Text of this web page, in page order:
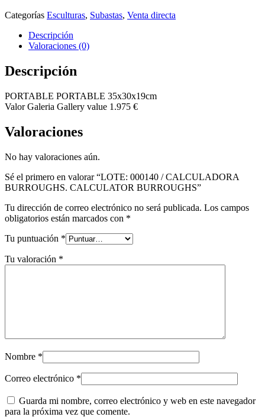
Categorías Esculturas, Subastas, Venta directa
Descripción
Valoraciones (0)
Descripción
PORTABLE PORTABLE 35x30x19cm
Valor Galeria Gallery value 1.975 €
Valoraciones
No hay valoraciones aún.
Sé el primero en valorar “LOTE: 000140 / CALCULADORA
BURROUGHS. CALCULATOR BURROUGHS”
Tu dirección de correo electrónico no será publicada. Los campos
obligatorios están marcados con *
Tu puntuación *
Tu valoración *
Nombre *
Correo electrónico *
Guarda mi nombre, correo electrónico y web en este navegador
para la próxima vez que comente.